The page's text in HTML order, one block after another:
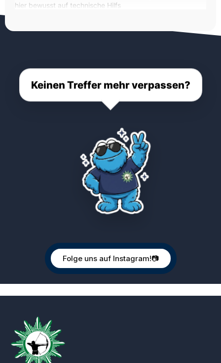
hier bewusst auf technische Hilfs
Keinen Treffer mehr verpassen?
Folge uns auf Instagram!📷